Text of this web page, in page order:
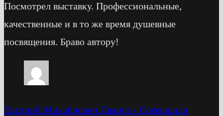
Посмотрел выставку. Профессиональные,
качественные и в то же время душевные
посвящения. Браво автору!
Василий Михайлович Иванов - Cовершили